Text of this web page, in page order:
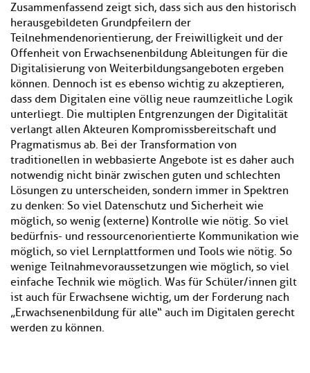
Zusammenfassend zeigt sich, dass sich aus den historisch
herausgebildeten Grundpfeilern der
Teilnehmendenorientierung, der Freiwilligkeit und der
Offenheit von Erwachsenenbildung Ableitungen für die
Digitalisierung von Weiterbildungsangeboten ergeben
können. Dennoch ist es ebenso wichtig zu akzeptieren,
dass dem Digitalen eine völlig neue raumzeitliche Logik
unterliegt. Die multiplen Entgrenzungen der Digitalität
verlangt allen Akteuren Kompromissbereitschaft und
Pragmatismus ab. Bei der Transformation von
traditionellen in webbasierte Angebote ist es daher auch
notwendig nicht binär zwischen guten und schlechten
Lösungen zu unterscheiden, sondern immer in Spektren
zu denken: So viel Datenschutz und Sicherheit wie
möglich, so wenig (externe) Kontrolle wie nötig. So viel
bedürfnis- und ressourcenorientierte Kommunikation wie
möglich, so viel Lernplattformen und Tools wie nötig. So
wenige Teilnahmevoraussetzungen wie möglich, so viel
einfache Technik wie möglich. Was für Schüler/innen gilt
ist auch für Erwachsene wichtig, um der Forderung nach
„Erwachsenenbildung für alle“ auch im Digitalen gerecht
werden zu können.